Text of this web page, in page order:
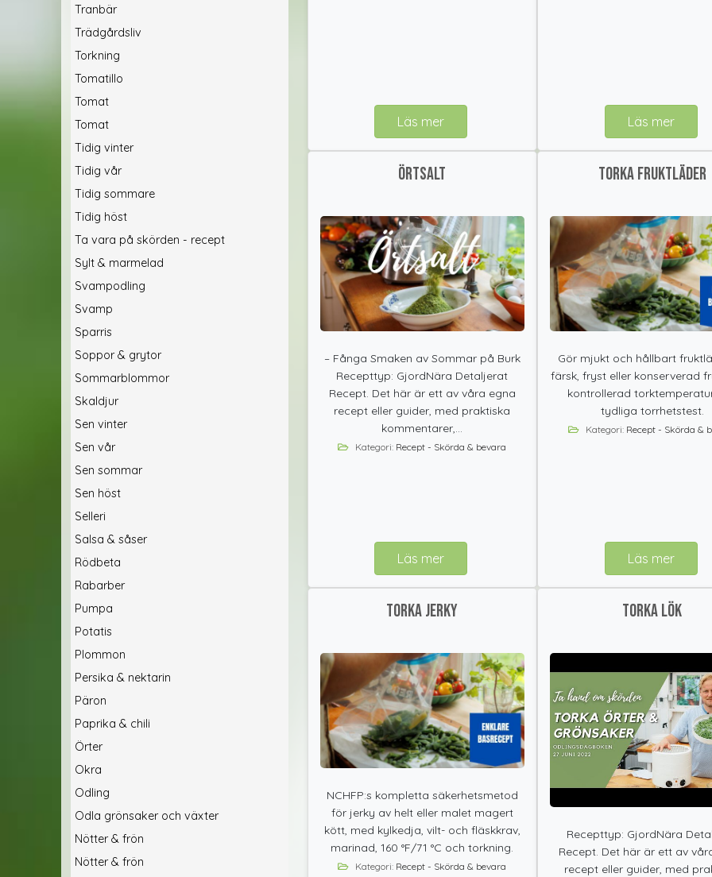
Tranbär
Trädgårdsliv
Torkning
Tomatillo
Tomat
Tomat
Tidig vinter
Tidig vår
Tidig sommare
Tidig höst
Ta vara på skörden - recept
Sylt & marmelad
Svampodling
Svamp
Sparris
Soppor & grytor
Sommarblommor
Skaldjur
Sen vinter
Sen vår
Sen sommar
Sen höst
Selleri
Salsa & såser
Rödbeta
Rabarber
Pumpa
Potatis
Plommon
Persika & nektarin
Päron
Paprika & chili
Örter
Okra
Odling
Odla grönsaker och växter
Nötter & frön
Nötter & frön
Läs mer Läs mer
Örtsalt
– Fånga Smaken av Sommar på Burk
Recepttyp: GjordNära Detaljerat
Recept. Det här är ett av våra egna
recept eller guider, med praktiska
kommentarer,...
Kategori: Recept - Skörda & bevara
Läs mer
Torka fruktläder
Gör mjukt och hållbart
färsk, fryst eller konserverad
kontrollerad
tydliga torrhetstest.
Kategori: Recept - Skörda &
Läs mer
Torka jerky
NCHFP:s kompletta säkerhetsmetod
för jerky av helt eller malet magert
kött, med kylkedja, vilt- och fläskkrav,
marinad, 160 °F/71 °C och torkning.
Kategori: Recept - Skörda & bevara
Torka lök
Recepttyp: GjordNära
Recept. Det här är ett av
recept eller guider, med